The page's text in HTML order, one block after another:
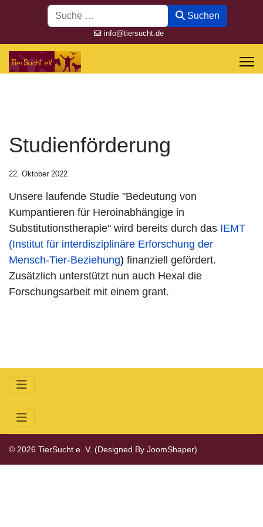
Suchen
info@tiersucht.de
Studienförderung
22. Oktober 2022
Unsere laufende Studie "Bedeutung von
Kumpantieren für Heroinabhängige in
Substitutionstherapie" wird bereits durch das IEMT
(Institut für interdisziplinäre Erforschung der
Mensch-Tier-Beziehung) finanziell gefördert.
Zusätzlich unterstützt nun auch Hexal die
Forschungsarbeit mit einem grant.
© 2026 TierSucht e. V. (Designed By JoomShaper)